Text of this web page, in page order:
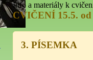
Info a materiály k
CVIČENÍ 15.5. od
3. PÍSEMKA